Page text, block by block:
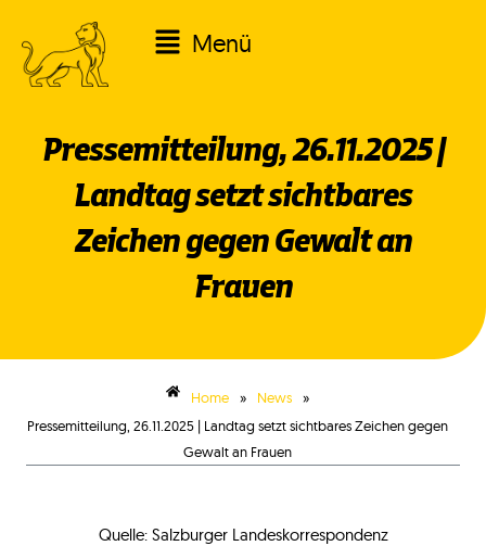
Inhalt
springen
MainMenü
Pressemitteilung, 26.11.2025 |
Landtag setzt sichtbares
Zeichen gegen Gewalt an
Frauen
Home » News »
Pressemitteilung, 26.11.2025 | Landtag setzt sichtbares Zeichen gegen
Gewalt an Frauen
Quelle: Salzburger Landeskorrespondenz